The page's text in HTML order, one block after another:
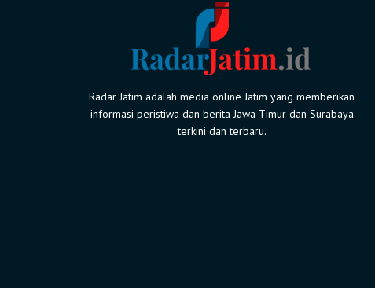
Radar Jatim adalah media online Jatim yang memberikan
informasi peristiwa dan berita Jawa Timur dan Surabaya
terkini dan terbaru.